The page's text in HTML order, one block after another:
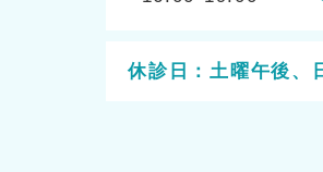
休診日：土曜午後、